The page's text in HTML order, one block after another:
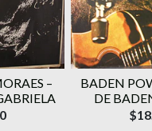
‎–
BADEN
DE